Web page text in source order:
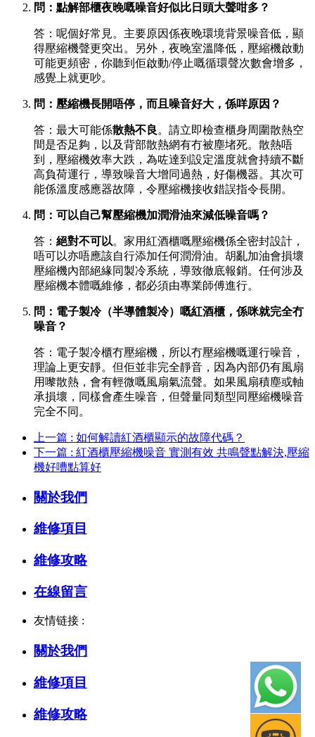
問：點解部櫃夜晚嘅噪音好似比日頭大聲咁多？
答：呢個好常見。主要原因係夜晚環境背景噪音低，顯
得壓縮機聲更突出。另外，夜晚室溫降低，壓縮機啟動
可能更頻密，你聽到佢啟動/停止嘅循環聲次數會增多，
感覺上就更吵。
問：壓縮機長開唔停，而且噪音好大，係咩原因？
答：最大可能係散熱不良 。請立即檢查櫃身周圍散熱空
間是否足夠，以及背部散熱網有冇被塵堵死。散熱唔
到，壓縮機效率大跌，為咗達到設定溫度就會持續不斷
高負荷運行，導致噪音大增同過熱，好傷機器。其次可
能係溫度感應器故障，令壓縮機接收錯誤指令長開。
問：可以自己幫壓縮機加潤滑油來減低噪音嗎？
答： 絕對不可以。家用紅酒櫃嘅壓縮機係全密封設計，
唔可以亦唔應該自行添加任何潤滑油。胡亂加油會損壞
壓縮機內部絕緣同製冷系統，導致徹底報銷。任何涉及
壓縮機本體嘅維修，都必須由專業師傅進行。
問：電子製冷（半導體製冷）嘅紅酒櫃，係咪就完全冇
噪音？
答：電子製冷櫃冇壓縮機，所以冇壓縮機嘅運行噪音，
理論上更安靜。但佢並非完全靜音，因為內部仍有風扇
用嚟散熱，會有輕微嘅風扇氣流聲。如果風扇積塵或軸
承損壞，同樣會產生噪音，但聲量同類型同壓縮機噪音
完全不同。
上一篇 : 如何解讀紅酒櫃顯示的故障代碼？
下一篇 : 紅酒櫃壓縮機噪音 實測有效 共鳴聲點解決,壓縮
機好嘈點算好
關於我們
維修項目
維修攻略
在線留言
友情链接 :
關於我們
維修項目
維修攻略